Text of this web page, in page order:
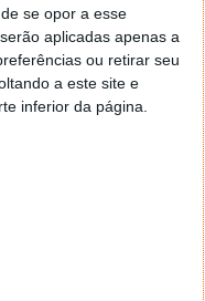
se opor a esse
aplicadas apenas a
ou retirar seu
a este site e
inferior da página.